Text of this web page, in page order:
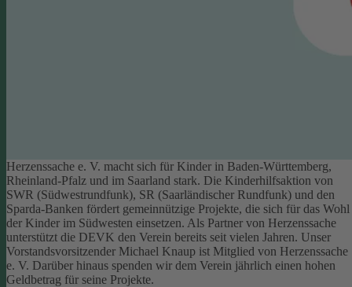
Herzenssache e. V. macht sich für Kinder in Baden-Württemberg,
Rheinland-Pfalz und im Saarland stark. Die Kinderhilfsaktion von
SWR (Südwestrundfunk), SR (Saarländischer Rundfunk) und den
Sparda-Banken fördert gemeinnützige Projekte, die sich für das Wohl
der Kinder im Südwesten einsetzen. Als Partner von Herzenssache
unterstützt die DEVK den Verein bereits seit vielen Jahren. Unser
Vorstandsvorsitzender Michael Knaup ist Mitglied von Herzenssache
e. V. Darüber hinaus spenden wir dem Verein jährlich einen hohen
Geldbetrag für seine Projekte.